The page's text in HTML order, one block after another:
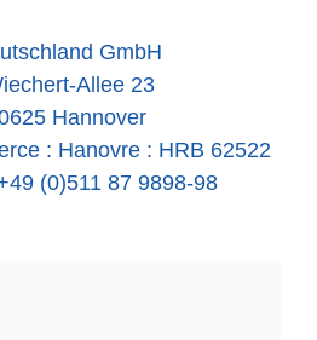
GmbH
Allee 23
Hannover
: Hanovre : HRB 62522
(0)511 87 9898-98